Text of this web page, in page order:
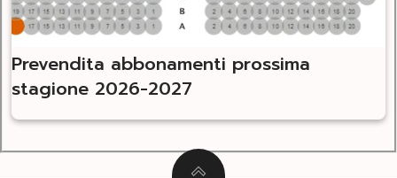
Prevendita abbonamenti prossima
stagione 2026-2027